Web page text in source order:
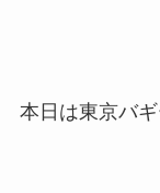
本日は東京バ